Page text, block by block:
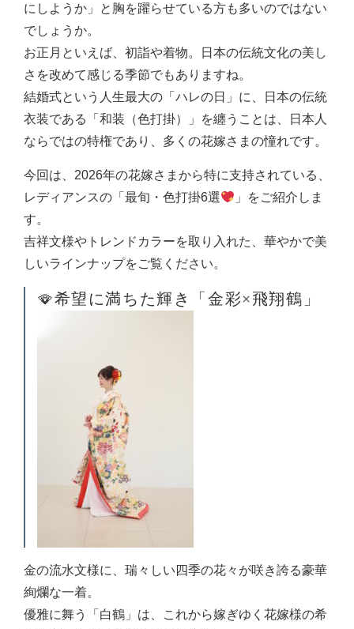
にしようか」と胸を躍らせている方も多いのではない
でしょうか。
お正月といえば、初詣や着物。日本の伝統文化の美し
さを改めて感じる季節でもありますね。
結婚式という人生最大の「ハレの日」に、日本の伝統
衣装である「和装（色打掛）」を纏うことは、日本人
ならではの特権であり、多くの花嫁さまの憧れです。
今回は、2026年の花嫁さまから特に支持されている、
レディアンスの「最旬・色打掛6選
」をご紹介しま
す。
吉祥文様やトレンドカラーを取り入れた、華やかで美
しいラインナップをご覧ください。
🪭希望に満ちた輝き「金彩×飛翔鶴」
金の流水文様に、瑞々しい四季の花々が咲き誇る豪華
絢爛な一着。
優雅に舞う「白鶴」は、これから嫁ぎゆく花嫁様の希